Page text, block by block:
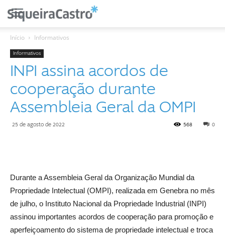
Início Informativos
Informativos
INPI assina acordos de
cooperação durante
Assembleia Geral da OMPI
25 de agosto de 2022 0
568
Durante a Assembleia Geral da Organização Mundial da
Propriedade Intelectual (OMPI), realizada em Genebra no mês
de julho, o Instituto Nacional da Propriedade Industrial (INPI)
assinou importantes acordos de cooperação para promoção e
aperfeiçoamento do sistema de propriedade intelectual e troca